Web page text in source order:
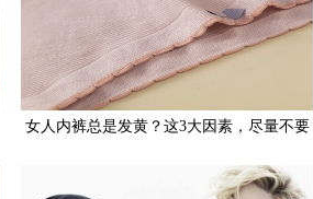
女人内裤总是发黄？这3大因素，尽量不要